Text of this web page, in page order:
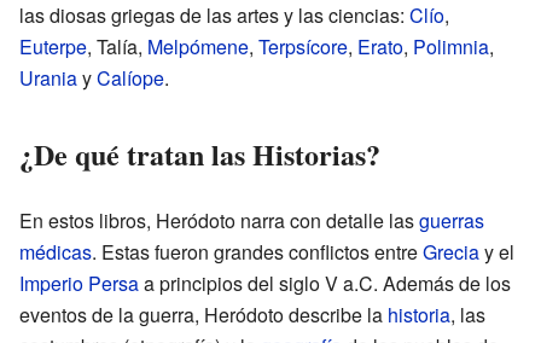
las diosas griegas de las artes y las ciencias: Clío,
Euterpe, Talía, Melpómene, Terpsícore, Erato, Polimnia,
UraniayCalíope.
¿De qué tratan las Historias?
En estos libros, Heródoto narra con detalle lasguerras
médicas. Estas fueron grandes conflictos entreGreciay el
Imperio Persaa principios del siglo V a.C. Además de los
eventos de la guerra, Heródoto describe la historia, las